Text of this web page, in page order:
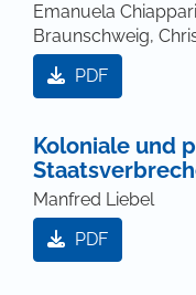
Emanuela
Braunschweig,
PDF
Koloniale und
Manfred Liebel
PDF